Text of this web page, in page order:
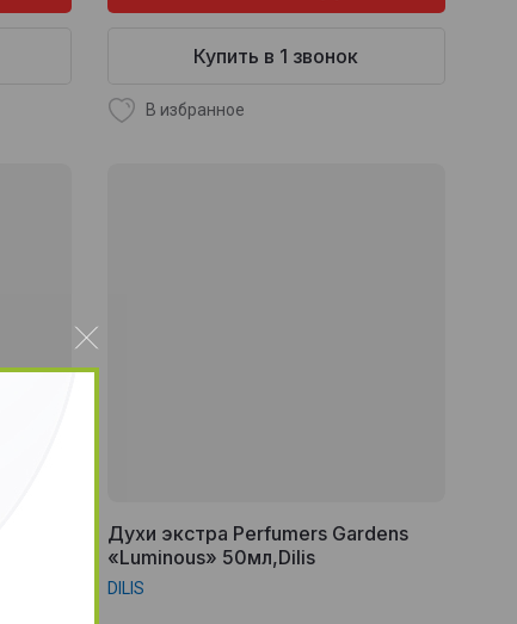
Купить в 1 звонок
В избранное
Духи экстра Perfumers Gardens
«Luminous» 50мл,Dilis
DILIS